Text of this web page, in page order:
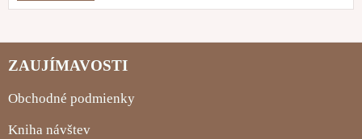
ZAUJÍMAVOSTI
Obchodné podmienky
Kniha návštev